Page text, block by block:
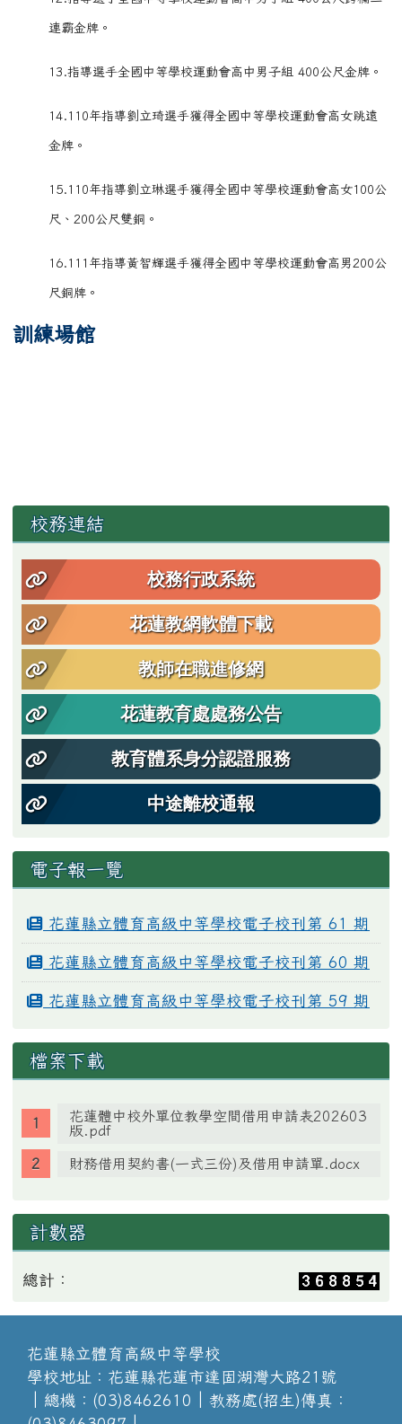
連霸金牌。
13.指導選手全國中等學校運動會高中男子組 400公尺金牌。
14.110年指導劉立琦選手獲得全國中等學校運動會高女跳遠
金牌。
15.110年指導劉立琳選手獲得全國中等學校運動會高女100公
尺、200公尺雙銅。
16.111年指導黃智輝選手獲得全國中等學校運動會高男200公
尺銅牌。
訓練場館
左邊區域內容
校務連結
校務行政系統
花蓮教網軟體下載
教師在職進修網
花蓮教育處處務公告
教育體系身分認證服務
中途離校通報
電子報一覽
花蓮縣立體育高級中等學校電子校刊第 61 期
花蓮縣立體育高級中等學校電子校刊第 60 期
花蓮縣立體育高級中等學校電子校刊第 59 期
檔案下載
花蓮體中校外單位教學空間借用申請表202603
版.pdf
財務借用契約書(一式三份)及借用申請單.docx
計數器
總計：
花蓮縣立體育高級中等學校
學校地址：花蓮縣花蓮市達固湖灣大路21號
│總機：(03)8462610│教務處(招生)傳真：